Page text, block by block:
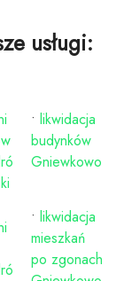
usługi:
• likwidacja
budynków
Gniewkowo
• likwidacja
mieszkań
po zgonach